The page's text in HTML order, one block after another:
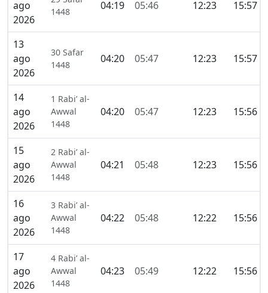
ago
2026
1448
04:19 05:46 12:23 15:57
13
ago
2026
30 Safar
1448
04:20 05:47 12:23 15:57
14
ago
2026
1 Rabi’ al-
Awwal
1448
04:20 05:47 12:23 15:56
15
ago
2026
2 Rabi’ al-
Awwal
1448
04:21 05:48 12:23 15:56
16
ago
2026
3 Rabi’ al-
Awwal
1448
04:22 05:48 12:22 15:56
17
ago
2026
4 Rabi’ al-
Awwal
1448
04:23 05:49 12:22 15:56